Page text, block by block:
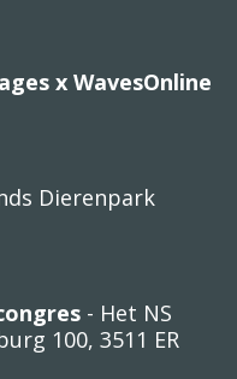
x WavesOnline
Dierenpark
- Het NS
100, 3511 ER